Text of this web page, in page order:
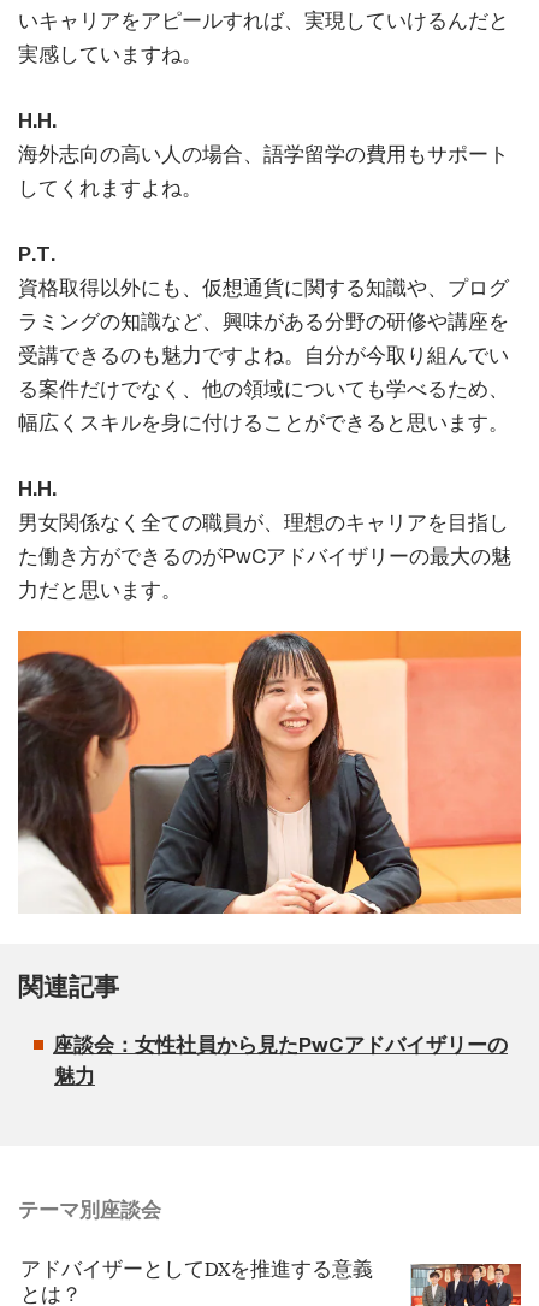
いキャリアをアピールすれば、実現していけるんだと
実感していますね。
H.H.
海外志向の高い人の場合、語学留学の費用もサポート
してくれますよね。
P.T.
資格取得以外にも、仮想通貨に関する知識や、プログ
ラミングの知識など、興味がある分野の研修や講座を
受講できるのも魅力ですよね。自分が今取り組んでい
る案件だけでなく、他の領域についても学べるため、
幅広くスキルを身に付けることができると思います。
H.H.
男女関係なく全ての職員が、理想のキャリアを目指し
た働き方ができるのがPwCアドバイザリーの最大の魅
力だと思います。
関連記事
座談会：女性社員から見たPwCアドバイザリーの
魅力
テーマ別座談会
アドバイザーとしてDXを推進する意義
とは？